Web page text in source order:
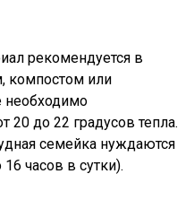
рекомендуется в
компостом или
необходимо
20 до 22 градусов тепла.
семейка нуждаются
часов в сутки).